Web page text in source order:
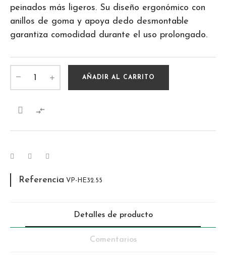
peinados más ligeros. Su diseño ergonómico con
anillos de goma y apoya dedo desmontable
garantiza comodidad durante el uso prolongado.
AÑADIR AL CARRITO

Referencia VP-HE32.55
Detalles de producto
Comentarios